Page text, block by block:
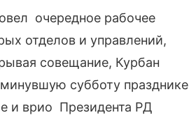
очередное рабочее
отделов и управлений,
совещание, Курбан
субботу празднике
и врио Президента РД